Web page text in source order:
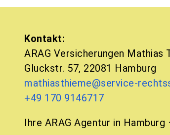
Kontakt:
ARAG Versicherungen Mathias
Gluckstr. 57, 22081 Hamburg
mathiasthieme@service-
+49 170 9146717
Ihre ARAG Agentur in